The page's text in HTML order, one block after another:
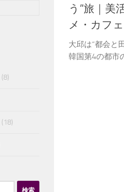
う”旅｜美
メ・カフ
大邱は“都会と
韓国第4の都市
(8)
(18)